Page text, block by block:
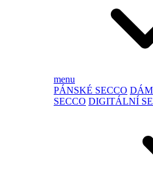
menu
PÁNSKÉ SECCO
SECCO DIGITÁLNÍ